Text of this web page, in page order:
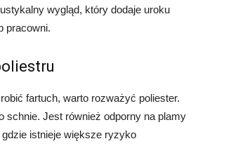
wygląd, który dodaje uroku
pracowni.
fartuch, warto rozważyć poliester.
schnie. Jest również odporny na plamy
istnieje większe ryzyko